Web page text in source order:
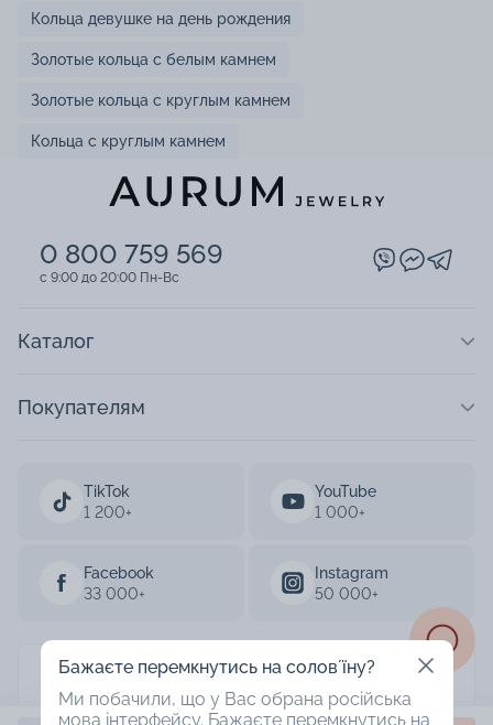
Кольца девушке на день рождения
Золотые кольца с белым камнем
Золотые кольца с круглым камнем
Кольца с круглым камнем
0 800 759 569
c 9:00 до 20:00 Пн-Вс
TikTok
1 200+
YouTube
1 000+
Facebook
33 000+
Instagram
50 000+
Каталог
Покупателям
AURUM 2003-2026
Бажаєте перемкнутись на соловʼїну?
Ми побачили, що у Вас обрана російська
мова інтерфейсу. Бажаєте перемкнутись на